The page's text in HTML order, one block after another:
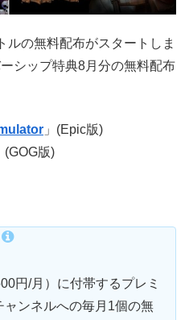
ルの無料配布がスタートしま
シップ特典8月分の無料配布
」(Epic版)
(GOG版)
円/月）に付帯するプレミ
ンネルへの毎月1個の無